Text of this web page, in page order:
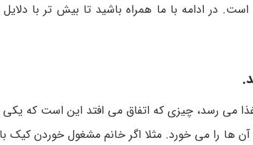
در ادامه با ما همراه باشید تا بیش تر با
می رسد، چیزی که اتفاق می افتد این است که
آن ها را می خورد. مثلا اگر خانم مشغول خوردن